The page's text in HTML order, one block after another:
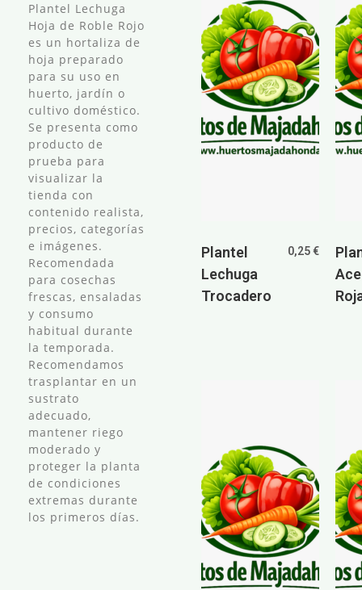
Plantel Lechuga
Hoja de Roble Rojo
es un hortaliza de
hoja preparado
para su uso en
huerto, jardín o
cultivo doméstico.
Se presenta como
producto de
prueba para
visualizar la
tienda con
contenido realista,
precios, categorías
e imágenes.
Recomendada
para cosechas
frescas, ensaladas
y consumo
habitual durante
la temporada.
Recomendamos
trasplantar en un
sustrato
adecuado,
mantener riego
moderado y
proteger la planta
de condiciones
extremas durante
los primeros días.
Plantel
Lechuga
Trocadero
0,25€